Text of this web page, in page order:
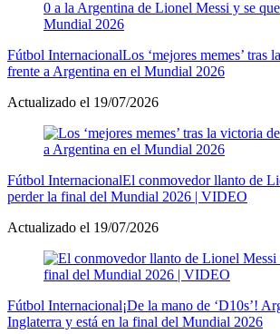
Fútbol InternacionalLos ‘mejores memes’ tras
frente a Argentina en el Mundial 2026
Actualizado el 19/07/2026
Fútbol InternacionalEl conmovedor llanto de
perder la final del Mundial 2026 | VIDEO
Actualizado el 19/07/2026
Fútbol Internacional¡De la mano de ‘D10s’!
Inglaterra y está en la final del Mundial 2026